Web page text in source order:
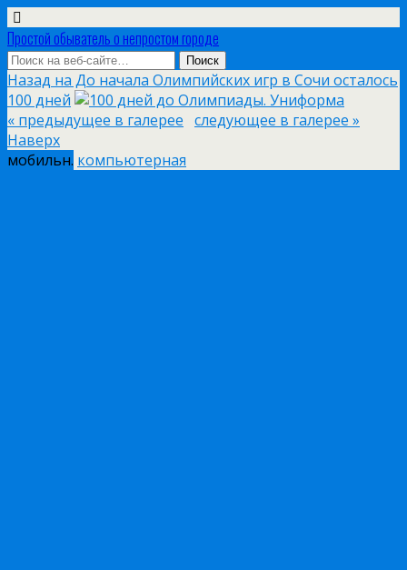
Простой обыватель о непростом городе
Назад на До начала Олимпийских игр в Сочи осталось
100 дней
« предыдущее в галерее следующее в галерее »
Наверх
мобильн. компьютерная